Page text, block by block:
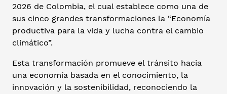
2026 de Colombia, el cual establece como una de
sus cinco grandes transformaciones la “Economía
productiva para la vida y lucha contra el cambio
climático”.
Esta transformación promueve el tránsito hacia
una economía basada en el conocimiento, la
innovación y la sostenibilidad, reconociendo la